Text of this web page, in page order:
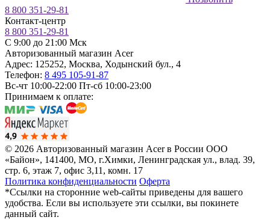
8 800 351-29-81
Контакт-центр
8 800 351-29-81
C 9:00 до 21:00 Мск
Авторизованный магазин Acer
Адрес: 125252, Москва, Ходынский бул., 4
Телефон: 8 495 105-91-87
Вс-чт 10:00-22:00 Пт-сб 10:00-23:00
Принимаем к оплате:
© 2026 Авторизованный магазин Acer в России ООО
«Байон», 141400, МО, г.Химки, Ленинградская ул., влад. 39,
стр. 6, этаж 7, офис 3,11, комн. 17
Политика конфиденциальности Оферта
*Ссылки на сторонние web-сайты приведены для вашего
удобства. Если вы используете эти ссылки, вы покинете
данный сайт.